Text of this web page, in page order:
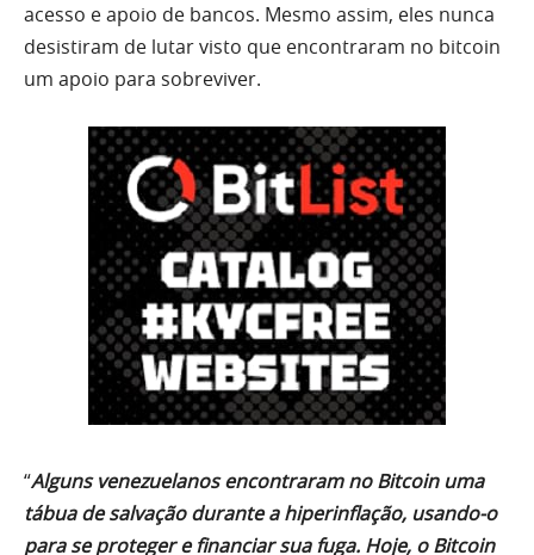
acesso e apoio de bancos. Mesmo assim, eles nunca
desistiram de lutar visto que encontraram no bitcoin
um apoio para sobreviver.
“Alguns venezuelanos encontraram no Bitcoin uma
tábua de salvação durante a hiperinflação, usando-o
para se proteger e financiar sua fuga. Hoje, o Bitcoin